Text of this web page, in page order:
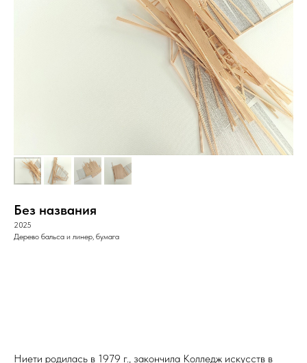
Без названия
2025
Дерево бальса и линер, бумага
Ниети родилась в 1979 г., закончила Колледж искусств в